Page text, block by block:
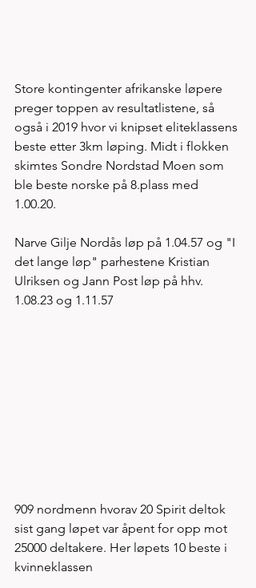
Store kontingenter afrikanske løpere
preger toppen av resultatlistene, så
også i 2019 hvor vi knipset eliteklassens
beste etter 3km løping. Midt i flokken
skimtes Sondre Nordstad Moen som
ble beste norske på 8.plass med
1.00.20.
Narve Gilje Nordås løp på 1.04.57 og "I
det lange løp" parhestene Kristian
Ulriksen og Jann Post løp på hhv.
1.08.23 og 1.11.57
909 nordmenn hvorav 20 Spirit deltok
sist gang løpet var åpent for opp mot
25000 deltakere. Her løpets 10 beste i
kvinneklassen